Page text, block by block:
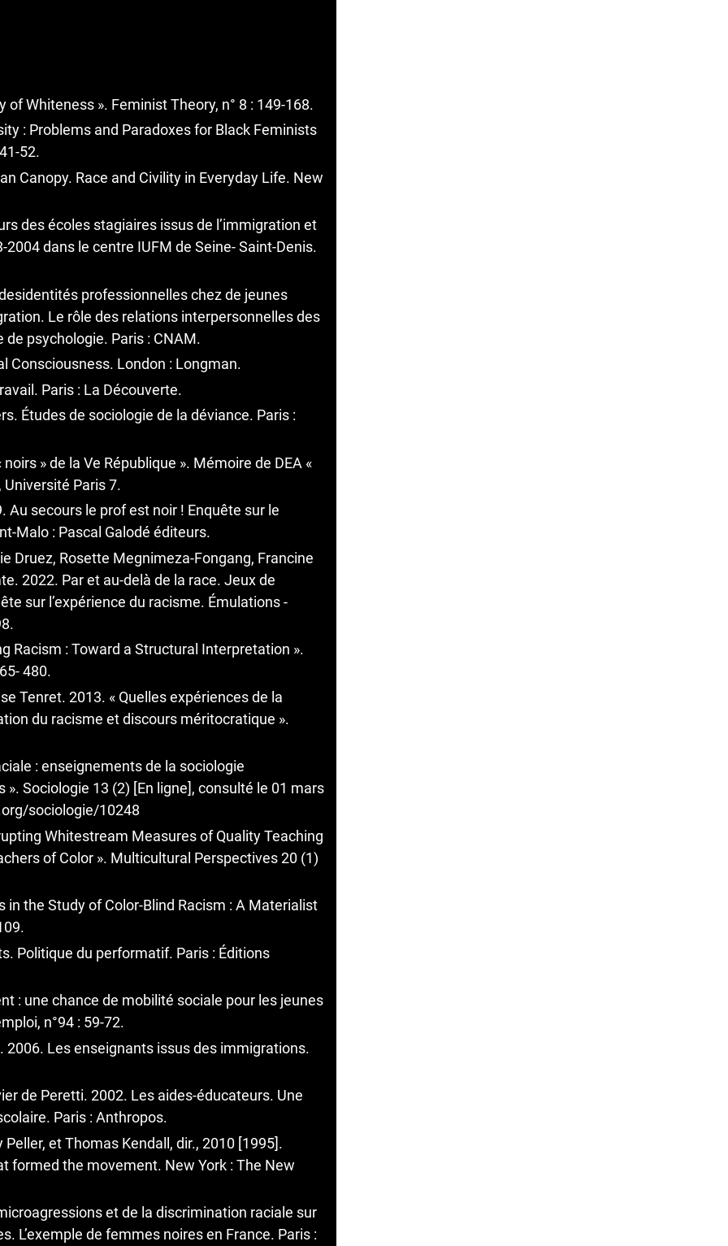
Whiteness ». Feminist Theory, n° 8 : 149-168.
: Problems and Paradoxes for Black Feminists
52.
Canopy. Race and Civility in Everyday Life. New
des écoles stagiaires issus de l’immigration et
dans le centre IUFM de Seine- Saint-Denis.
professionnelles chez de jeunes
Le rôle des relations interpersonnelles des
psychologie. Paris : CNAM.
Consciousness. London : Longman.
Paris : La Découverte.
Études de sociologie de la déviance. Paris :
» de la Ve République ». Mémoire de DEA «
Paris 7.
secours le prof est noir ! Enquête sur le
Malo : Pascal Galodé éditeurs.
Druez, Rosette Megnimeza-Fongang, Francine
2022. Par et au-delà de la race. Jeux de
sur l’expérience du racisme. Émulations -
Racism : Toward a Structural Interpretation ».
480.
Tenret. 2013. « Quelles expériences de la
du racisme et discours méritocratique ».
: enseignements de la sociologie
Sociologie 13 (2) [En ligne], consulté le 01 mars
sociologie/10248
Whitestream Measures of Quality Teaching
of Color ». Multicultural Perspectives 20 (1)
in the Study of Color-Blind Racism : A Materialist
Politique du performatif. Paris : Éditions
: une chance de mobilité sociale pour les jeunes
n°94 : 59-72.
2006. Les enseignants issus des immigrations.
de Peretti. 2002. Les aides-éducateurs. Une
Paris : Anthropos.
et Thomas Kendall, dir., 2010 [1995].
formed the movement. New York : The New
et de la discrimination raciale sur
L’exemple de femmes noires en France. Paris :